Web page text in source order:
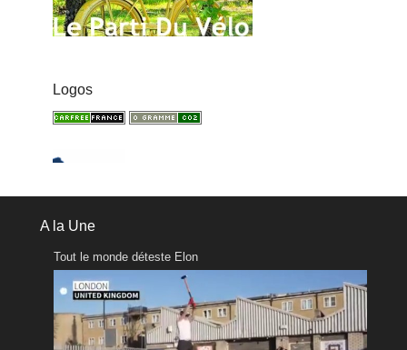
Logos
A la Une
Tout le monde déteste Elon